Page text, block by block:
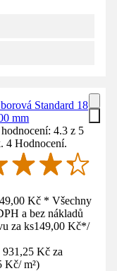
Standard 18
mm
4.3 z 5
4 Hodnocení.
Kč * Všechny
a bez nákladů
za ks149,00 Kč*/
Kč za
Kč/ m²)